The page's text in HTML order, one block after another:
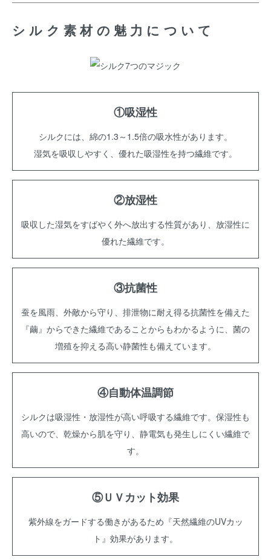
シルク素材の魅力について
①吸湿性
シルクには、綿の1.3～1.5倍の吸水性があります。
湿気を吸収しやすく、優れた吸湿性を持つ繊維です。
②放湿性
吸収した湿気をすばやく外へ放出する性質があり、放湿性に
優れた繊維です。
③抗菌性
蚕を風雨、外敵から守り、排泄物に耐え得る抗菌性を備えた
『繭』からできた繊維であることからもわかるように、菌の
増殖を抑える高い静菌性も備えています。
④自動体温調節
シルクは吸湿性・放湿性が高い呼吸する繊維です。保湿性も
高いので、乾燥から肌を守り、静電気も発生しにくい繊維で
す。
⑤ＵＶカット効果
紫外線をガードする働きがあるため『天然繊維のUVカッ
ト』効果があります。